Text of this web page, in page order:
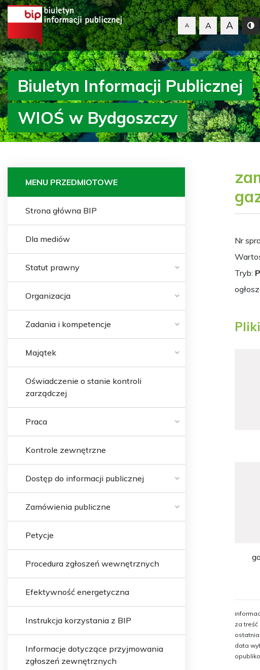
A A A
Biuletyn Informacji Publicznej
WIOŚ w Bydgoszczy
MENU PRZEDMIOTOWE
Strona główna BIP
Dla mediów
Statut prawny
Organizacja
Zadania i kompetencje
Majątek
Oświadczenie o stanie kontroli
zarządczej
Praca
Kontrole zewnętrzne
Dostęp do informacji publicznej
Zamówienia publiczne
Petycje
Procedura zgłoszeń wewnętrznych
Efektywność energetyczna
Instrukcja korzystania z BIP
Informacje dotyczące przyjmowania
zgłoszeń zewnętrznych
Nr
Tryb:
za treść
data